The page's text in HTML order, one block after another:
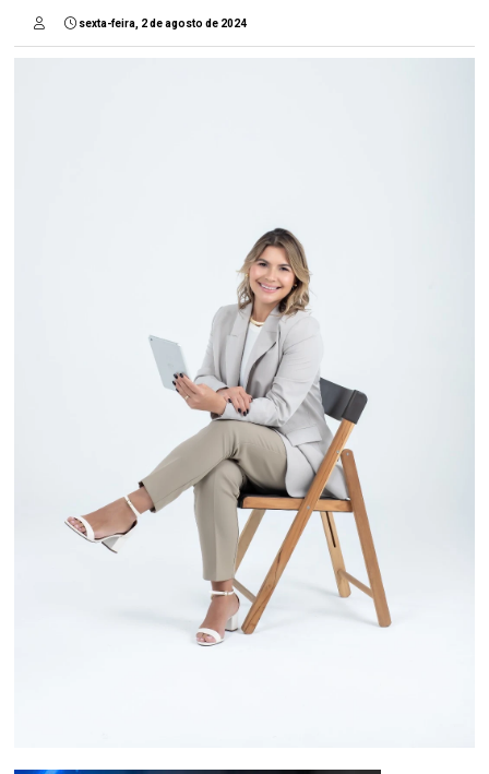
sexta-feira, 2 de agosto de 2024